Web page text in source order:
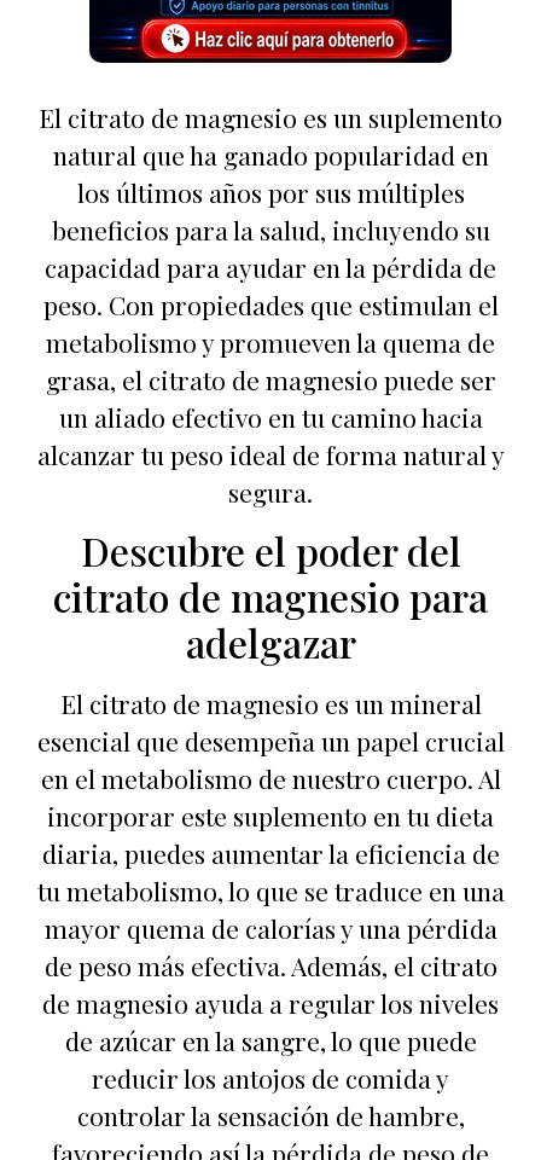
El citrato de magnesio es un suplemento
natural que ha ganado popularidad en
los últimos años por sus múltiples
beneficios para la salud, incluyendo su
capacidad para ayudar en la pérdida de
peso. Con propiedades que estimulan el
metabolismo y promueven la quema de
grasa, el citrato de magnesio puede ser
un aliado efectivo en tu camino hacia
alcanzar tu peso ideal de forma natural y
segura.
Descubre el poder del
citrato de magnesio para
adelgazar
El citrato de magnesio es un mineral
esencial que desempeña un papel crucial
en el metabolismo de nuestro cuerpo. Al
incorporar este suplemento en tu dieta
diaria, puedes aumentar la eficiencia de
tu metabolismo, lo que se traduce en una
mayor quema de calorías y una pérdida
de peso más efectiva. Además, el citrato
de magnesio ayuda a regular los niveles
de azúcar en la sangre, lo que puede
reducir los antojos de comida y
controlar la sensación de hambre,
favoreciendo así la pérdida de peso de